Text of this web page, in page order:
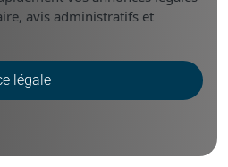
avis administratifs et
légale